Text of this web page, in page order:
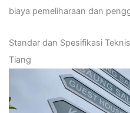
biaya pemeliharaan dan
Standar dan Spesifikasi
Tiang